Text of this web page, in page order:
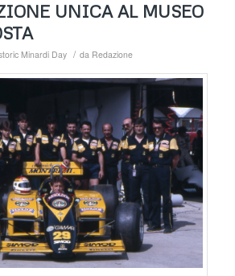
UNICA AL MUSEO
Minardi Day / da Redazione